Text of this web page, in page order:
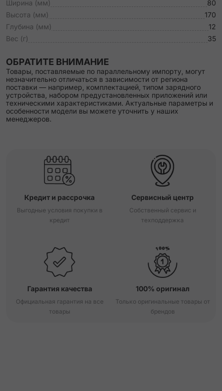
Ширина (мм)
80
Высота (мм)
170
Глубина (мм)
12
Вес (г)
35
ОБРАТИТЕ ВНИМАНИЕ
Товары, поставляемые по параллельному импорту, могут
незначительно отличаться в зависимости от региона
поставки — например, комплектацией, типом зарядного
устройства, набором предустановленных приложений или
техническими характеристиками. Актуальные параметры и
особенности модели вы можете уточнить у наших
менеджеров.
Кредит и рассрочка
Выгодные условия покупки в
кредит
Сервисный центр
Собственный сервис и
техподдержка
Гарантия качества
Официальная гарантия на все
товары
100% оригинал
Только оригинальные товары от
брендов